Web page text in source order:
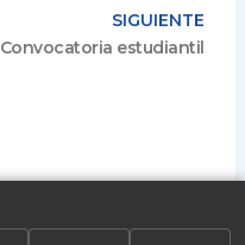
SIGUIENTE
Convocatoria estudiantil